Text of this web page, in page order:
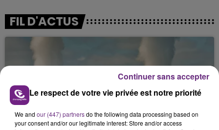
FIL D'ACTUS
LA CENTRALE NUCLÉAIRE DE CHOOZ
Le respect de votre vie privée est notre priorité
We and our (447) partnersdo the following data processing based on
your consent and/or our legitimate interest: Store and/or access
Continuer sans accepter